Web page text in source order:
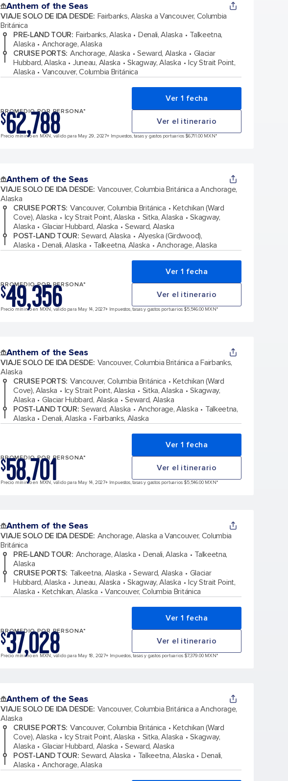
Anthem of the Seas
VIAJE SOLO DE IDA DESDE: Fairbanks, Alaska a Vancouver, Columbia
Británica
PRE-LAND TOUR: Fairbanks, Alaska Denali, Alaska
Talkeetna,
Alaska
Anchorage, Alaska
CRUISE PORTS: Anchorage, Alaska Seward, Alaska
Glaciar
Hubbard, Alaska
Juneau, Alaska Skagway, Alaska
Icy Strait Point,
Alaska
Vancouver, Columbia Británica
PROMEDIO POR PERSONA*
$62,788
Ver 1 fecha
Ver el itinerario
Precio mínimo en MXN, válido para May 29, 2027+ Impuestos, tasas y gastos portuarios $6,711.00 MXN*
Anthem of the Seas
VIAJE SOLO DE IDA DESDE: Vancouver, Columbia Británica a Anchorage,
Alaska
CRUISE PORTS: Vancouver, Columbia Británica
Ketchikan (Ward
Cove), Alaska
Icy Strait Point, Alaska Sitka, Alaska
Skagway,
Alaska
Glaciar Hubbard, Alaska
Seward, Alaska
POST-LAND TOUR: Seward, Alaska
Alyeska (Girdwood),
Alaska
Denali, Alaska Talkeetna, Alaska Anchorage, Alaska
PROMEDIO POR PERSONA*
$49,356
Ver 1 fecha
Ver el itinerario
Precio mínimo en MXN, válido para May 14, 2027+ Impuestos, tasas y gastos portuarios $5,546.00 MXN*
Anthem of the Seas
VIAJE SOLO DE IDA DESDE: Vancouver, Columbia Británica a Fairbanks,
Alaska
CRUISE PORTS: Vancouver, Columbia Británica
Ketchikan (Ward
Cove), Alaska
Icy Strait Point, Alaska Sitka, Alaska
Skagway,
Alaska
Glaciar Hubbard, Alaska
Seward, Alaska
POST-LAND TOUR: Seward, Alaska Anchorage, Alaska
Talkeetna,
Alaska
Denali, Alaska Fairbanks, Alaska
PROMEDIO POR PERSONA*
$58,701
Ver 1 fecha
Ver el itinerario
Precio mínimo en MXN, válido para May 14, 2027+ Impuestos, tasas y gastos portuarios $5,546.00 MXN*
Anthem of the Seas
VIAJE SOLO DE IDA DESDE: Anchorage, Alaska a Vancouver, Columbia
Británica
PRE-LAND TOUR: Anchorage, Alaska Denali, Alaska
Talkeetna,
Alaska
CRUISE PORTS: Talkeetna, Alaska Seward, Alaska
Glaciar
Hubbard, Alaska
Juneau, Alaska Skagway, Alaska
Icy Strait Point,
Alaska
Ketchikan, Alaska Vancouver, Columbia Británica
PROMEDIO POR PERSONA*
$37,028
Ver 1 fecha
Ver el itinerario
Precio mínimo en MXN, válido para May 18, 2027+ Impuestos, tasas y gastos portuarios $7,379.00 MXN*
Anthem of the Seas
VIAJE SOLO DE IDA DESDE: Vancouver, Columbia Británica a Anchorage,
Alaska
CRUISE PORTS: Vancouver, Columbia Británica
Ketchikan (Ward
Cove), Alaska
Icy Strait Point, Alaska Sitka, Alaska
Skagway,
Alaska
Glaciar Hubbard, Alaska
Seward, Alaska
POST-LAND TOUR: Seward, Alaska Talkeetna, Alaska
Denali,
Alaska
Anchorage, Alaska